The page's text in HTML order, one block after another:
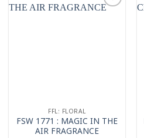
FFL: FLORAL
FSW 1771 : MAGIC IN THE
AIR FRAGRANCE